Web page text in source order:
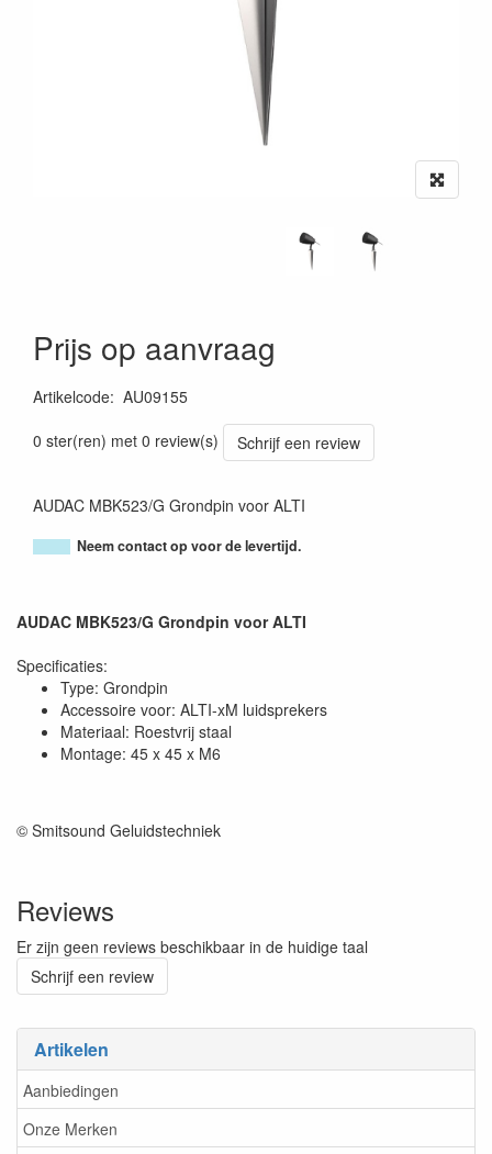
Artikelen
Aanbiedingen
Onze Merken
Prijs op aanvraag
Artikelcode: AU09155
0 ster(ren) met 0 review(s)
Schrijf een review
AUDAC MBK523/G Grondpin voor ALTI
Neem contact op voor de levertijd.
AUDAC MBK523/G Grondpin voor ALTI
Specificaties:
Type: Grondpin
Accessoire voor: ALTI-xM luidsprekers
Materiaal: Roestvrij staal
Montage: 45 x 45 x M6
© Smitsound Geluidstechniek
Reviews
Er zijn geen reviews beschikbaar in de huidige taal
Schrijf een review